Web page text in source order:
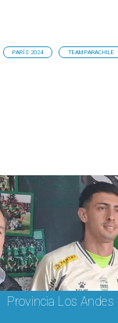
PARÍS 2024 TEAM PARACHILE
Provincia Los Andes